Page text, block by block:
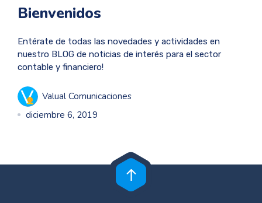
Bienvenidos
Entérate de todas las novedades y actividades en
nuestro BLOG de noticias de interés para el sector
contable y financiero!
Valual Comunicaciones
diciembre 6, 2019